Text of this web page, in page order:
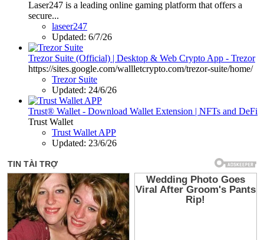
Laser247 is a leading online gaming platform that offers a
secure...
laseer247
Updated: 6/7/26
Trezor Suite (Official) | Desktop & Web Crypto App - Trezor
https://sites.google.com/wallletcrypto.com/trezor-suite/home/
Trezor Suite
Updated: 24/6/26
Trust® Wallet - Download Wallet Extension | NFTs and DeFi
Trust Wallet
Trust Wallet APP
Updated: 23/6/26